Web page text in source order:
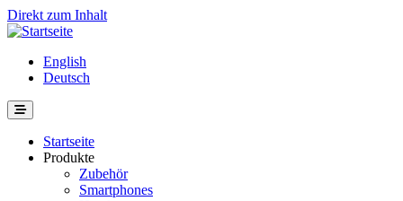
Direkt zum Inhalt
English
Deutsch
Startseite
Produkte
Zubehör
Smartphones